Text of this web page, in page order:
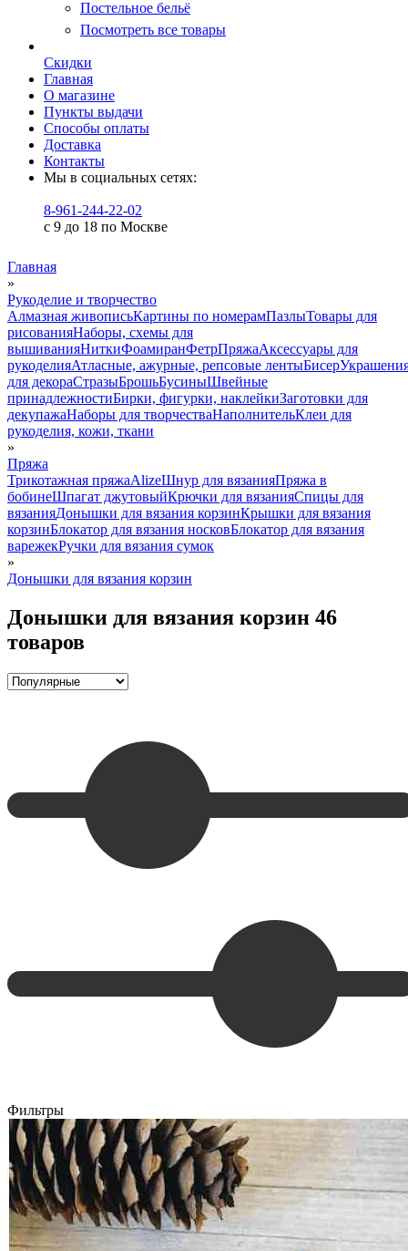
Постельное бельё
Посмотреть все товары
Скидки
Главная
О магазине
Пункты выдачи
Способы оплаты
Доставка
Контакты
Мы в социальных сетях:
8-961-244-22-02
с 9 до 18 по Москве
Главная
»
Рукоделие и творчество
Алмазная живописьКартины по номерамПазлыТовары для
рисованияНаборы, схемы для
вышиванияНиткиФоамиранФетрПряжаАксессуары для
рукоделияАтласные, ажурные, репсовые лентыБисер
для декораСтразыБрошьБусиныШвейные
принадлежностиБирки, фигурки, наклейкиЗаготовки для
декупажаНаборы для творчестваНаполнительКлеи для
рукоделия, кожи, ткани
»
Пряжа
Трикотажная пряжаAlizeШнур для вязанияПряжа в
бобинеШпагат джутовыйКрючки для вязанияСпицы для
вязанияДонышки для вязания корзинКрышки для вязания
корзинБлокатор для вязания носковБлокатор для вязания
варежекРучки для вязания сумок
»
Донышки для вязания корзин
Донышки для вязания корзин 46
товаров
Фильтры